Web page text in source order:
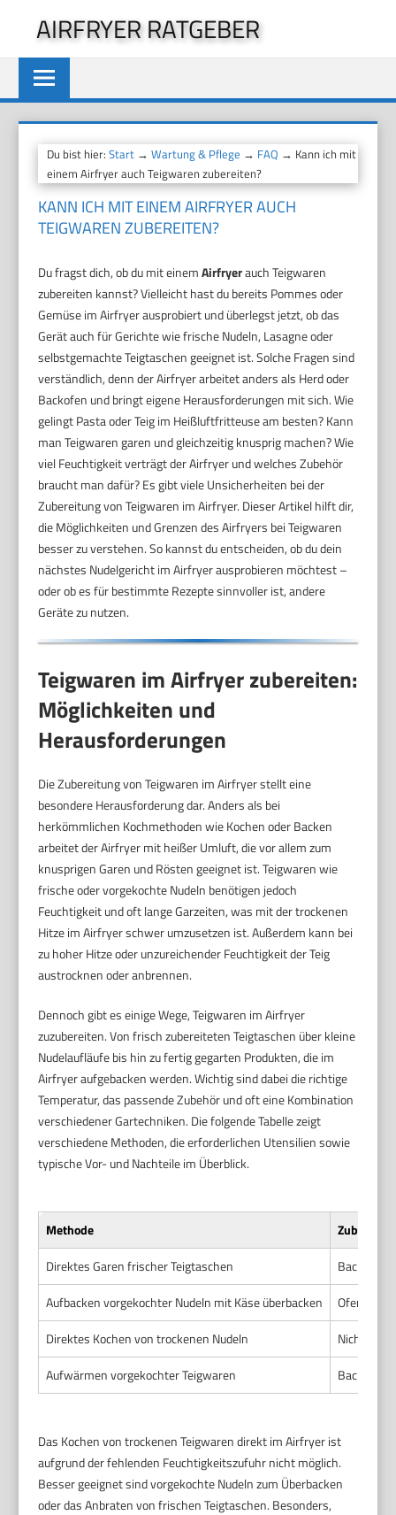
springen
AIRFRYER RATGEBER
Du bist hier:Start →Wartung & Pflege → FAQ → Kann ich mit
einem Airfryer auch Teigwaren zubereiten?
KANN ICH MIT EINEM AIRFRYER AUCH
TEIGWAREN ZUBEREITEN?
Du fragst dich, ob du mit einemAirfryerauch Teigwaren
zubereiten kannst? Vielleicht hast du bereits Pommes oder
Gemüse im Airfryer ausprobiert und überlegst jetzt, ob das
Gerät auch für Gerichte wie frische Nudeln, Lasagne oder
selbstgemachte Teigtaschen geeignet ist. Solche Fragen sind
verständlich, denn der Airfryer arbeitet anders als Herd oder
Backofen und bringt eigene Herausforderungen mit sich. Wie
gelingt Pasta oder Teig im Heißluftfritteuse am besten? Kann
man Teigwaren garen und gleichzeitig knusprig machen? Wie
viel Feuchtigkeit verträgt der Airfryer und welches Zubehör
braucht man dafür? Es gibt viele Unsicherheiten bei der
Zubereitung von Teigwaren im Airfryer. Dieser Artikel hilft dir,
die Möglichkeiten und Grenzen des Airfryers bei Teigwaren
besser zu verstehen. So kannst du entscheiden, ob du dein
nächstes Nudelgericht im Airfryer ausprobieren möchtest –
oder ob es für bestimmte Rezepte sinnvoller ist, andere
Geräte zu nutzen.
Teigwaren im Airfryer zubereiten:
Möglichkeiten und
Herausforderungen
Die Zubereitung von Teigwaren im Airfryer stellt eine
besondere Herausforderung dar. Anders als bei
herkömmlichen Kochmethoden wie Kochen oder Backen
arbeitet der Airfryer mit heißer Umluft, die vor allem zum
knusprigen Garen und Rösten geeignet ist. Teigwaren wie
frische oder vorgekochte Nudeln benötigen jedoch
Feuchtigkeit und oft lange Garzeiten, was mit der trockenen
Hitze im Airfryer schwer umzusetzen ist. Außerdem kann bei
zu hoher Hitze oder unzureichender Feuchtigkeit der Teig
austrocknen oder anbrennen.
Dennoch gibt es einige Wege, Teigwaren im Airfryer
zuzubereiten. Von frisch zubereiteten Teigtaschen über kleine
Nudelaufläufe bis hin zu fertig gegarten Produkten, die im
Airfryer aufgebacken werden. Wichtig sind dabei die richtige
Temperatur, das passende Zubehör und oft eine Kombination
verschiedener Gartechniken. Die folgende Tabelle zeigt
verschiedene Methoden, die erforderlichen Utensilien sowie
typische Vor- und Nachteile im Überblick.
Methode
Zubehör
Direktes Garen frischer Teigtaschen
Backblech
Aufbacken vorgekochter Nudeln mit Käse überbacken
Ofenfeste
Direktes Kochen von trockenen Nudeln
Nicht
Aufwärmen vorgekochter Teigwaren
Das Kochen von trockenen Teigwaren direkt im Airfryer ist
aufgrund der fehlenden Feuchtigkeitszufuhr nicht möglich.
Besser geeignet sind vorgekochte Nudeln zum Überbacken
oder das Anbraten von frischen Teigtaschen. Besonders,